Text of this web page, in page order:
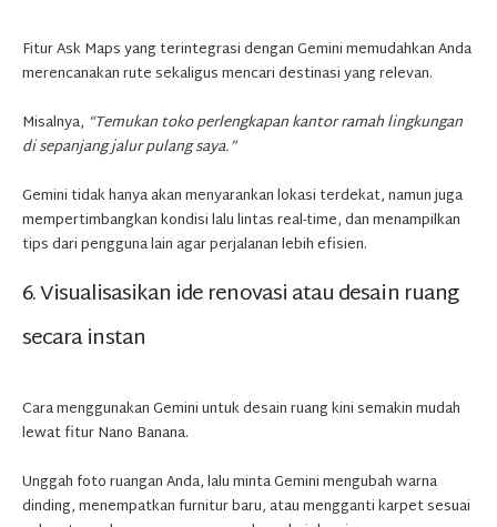
Fitur Ask Maps yang terintegrasi dengan Gemini memudahkan Anda
merencanakan rute sekaligus mencari destinasi yang relevan.
Misalnya, “Temukan toko perlengkapan kantor ramah lingkungan
di sepanjang jalur pulang saya.”
Gemini tidak hanya akan menyarankan lokasi terdekat, namun juga
mempertimbangkan kondisi lalu lintas real-time, dan menampilkan
tips dari pengguna lain agar perjalanan lebih efisien.
6. Visualisasikan ide renovasi atau desain ruang
secara instan
Cara menggunakan Gemini untuk desain ruang kini semakin mudah
lewat fitur Nano Banana.
Unggah foto ruangan Anda, lalu minta Gemini mengubah warna
dinding, menempatkan furnitur baru, atau mengganti karpet sesuai